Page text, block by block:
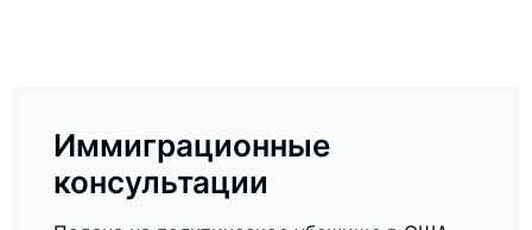
Иммиграционные
консультации